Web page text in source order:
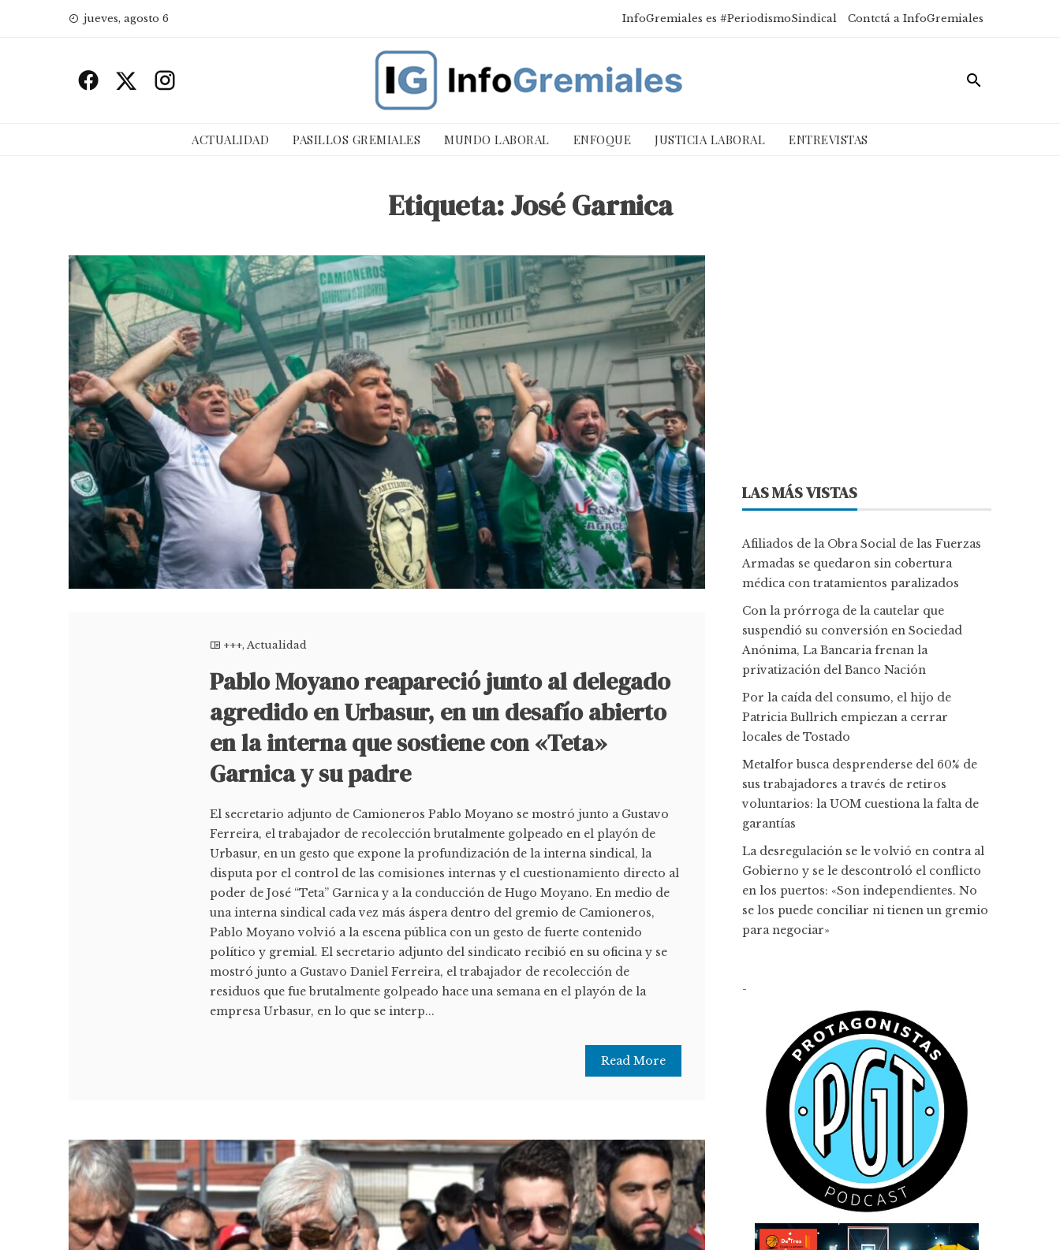
jueves, agosto 6 InfoGremiales es #PeriodismoSindical Contctá a InfoGremiales
ACTUALIDAD PASILLOS GREMIALES MUNDO LABORAL ENFOQUE JUSTICIA LABORAL ENTREVISTAS
Etiqueta:José Garnica
+++,Actualidad
Pablo Moyano reapareció junto al delegado
agredido en Urbasur, en un desafío abierto
en la interna que sostiene con «Teta»
Garnica y su padre
El secretario adjunto de Camioneros Pablo Moyano se mostró junto a Gustavo
Ferreira, el trabajador de recolección brutalmente golpeado en el playón de
Urbasur, en un gesto que expone la profundización de la interna sindical, la
disputa por el control de las comisiones internas y el cuestionamiento directo al
poder de José “Teta” Garnica y a la conducción de Hugo Moyano. En medio de
una interna sindical cada vez más áspera dentro del gremio de Camioneros,
Pablo Moyano volvió a la escena pública con un gesto de fuerte contenido
político y gremial. El secretario adjunto del sindicato recibió en su oficina y se
mostró junto a Gustavo Daniel Ferreira, el trabajador de recolección de
residuos que fue brutalmente golpeado hace una semana en el playón de la
empresa Urbasur, en lo que se interp...
Read More
LAS MÁS VISTAS
Afiliados de la Obra Social de las Fuerzas
Armadas se quedaron sin cobertura
médica con tratamientos paralizados
Con la prórroga de la cautelar que
suspendió su conversión en Sociedad
Anónima, La Bancaria frenan la
privatización del Banco Nación
Por la caída del consumo, el hijo de
Patricia Bullrich empiezan a cerrar
locales de Tostado
Metalfor busca desprenderse del 60% de
sus trabajadores a través de retiros
voluntarios: la UOM cuestiona la falta de
garantías
La desregulación se le volvió en contra al
Gobierno y se le descontroló el conflicto
en los puertos: «Son independientes. No
se los puede conciliar ni tienen un gremio
para negociar»
-